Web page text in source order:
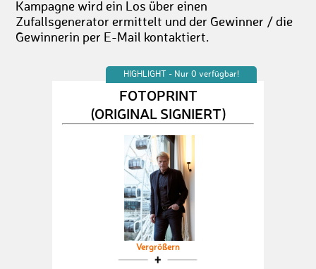
Kampagne wird ein Los über einen
Zufallsgenerator ermittelt und der Gewinner / die
Gewinnerin per E-Mail kontaktiert.
HIGHLIGHT - Nur 0 verfügbar!
FOTOPRINT
(ORIGINAL SIGNIERT)
Vergrößern